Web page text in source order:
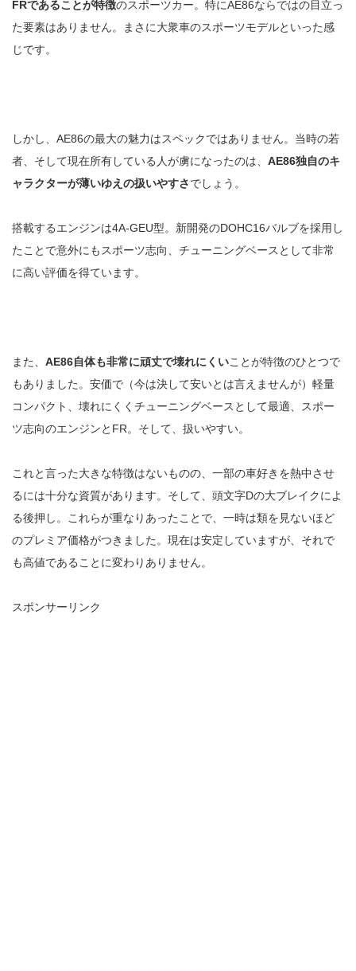
FRであることが特徴のスポーツカー。特にAE86ならではの目立っ
た要素はありません。まさに大衆車のスポーツモデルといった感
じです。
しかし、AE86の最大の魅力はスペックではありません。当時の若
者、そして現在所有している人が虜になったのは、 AE86独自のキ
ャラクターが薄いゆえの扱いやすさでしょう。
搭載するエンジンは4A-GEU型。新開発のDOHC16バルブを採用し
たことで意外にもスポーツ志向、チューニングベースとして非常
に高い評価を得ています。
また、 AE86自体も非常に頑丈で壊れにくいことが特徴のひとつで
もありました。安価で（今は決して安いとは言えませんが）軽量
コンパクト、壊れにくくチューニングベースとして最適、スポー
ツ志向のエンジンとFR。そして、扱いやすい。
これと言った大きな特徴はないものの、一部の車好きを熱中させ
るには十分な資質があります。そして、頭文字Dの大ブレイクによ
る後押し。これらが重なりあったことで、一時は類を見ないほど
のプレミア価格がつきました。現在は安定していますが、それで
も高値であることに変わりありません。
スポンサーリンク